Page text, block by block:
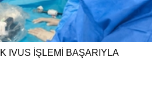
IVUS İŞLEMİ BAŞARIYLA